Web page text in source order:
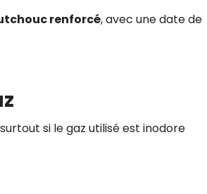
renforcé, avec une date de
si le gaz utilisé est inodore